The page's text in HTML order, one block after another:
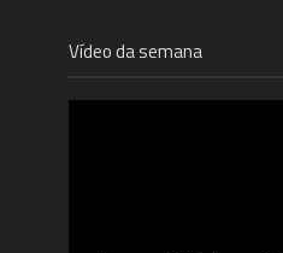
Vídeo da semana